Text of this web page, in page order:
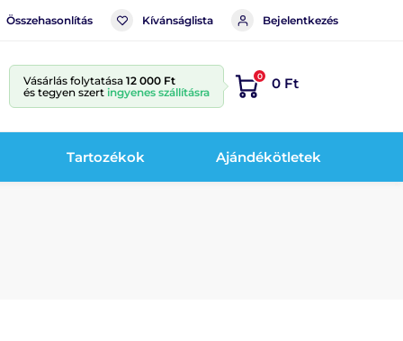
Összehasonlítás Kívánságlista Bejelentkezés
Vásárlás folytatása 12 000 Ft
és tegyen szert ingyenes szállításra
0 0 Ft
Tartozékok Ajándékötletek